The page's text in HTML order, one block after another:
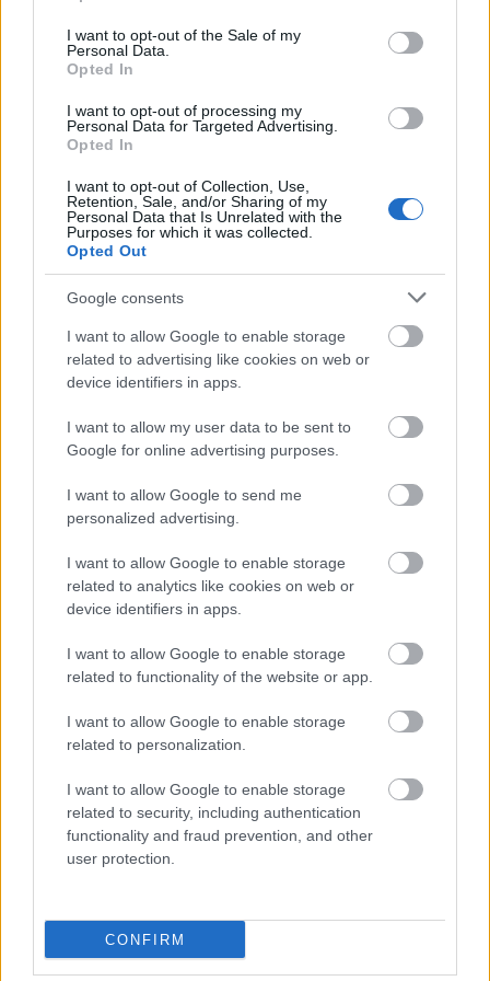
use your data for below specified purposes in below Google
consent section.
I want to opt-out of the Sale of my
Personal Data.
Opted In
I want to opt-out of processing my
Personal Data for Targeted Advertising.
Opted In
I want to opt-out of Collection, Use,
Retention, Sale, and/or Sharing of my
Personal Data that Is Unrelated with the
Purposes for which it was collected.
Opted Out
Google consents
I want to allow Google to enable storage
related to advertising like cookies on web or
device identifiers in apps.
I want to allow my user data to be sent to
Google for online advertising purposes.
I want to allow Google to send me
personalized advertising.
I want to allow Google to enable storage
related to analytics like cookies on web or
device identifiers in apps.
I want to allow Google to enable storage
related to functionality of the website or app.
I want to allow Google to enable storage
related to personalization.
I want to allow Google to enable storage
related to security, including authentication
functionality and fraud prevention, and other
user protection.
CONFIRM
módon a többi szereplő itta meg a levét. Merthogy
az ő játékidejük többségében kimerül az egy-két
mondatos humorosnak szánt megszólalásokban,
amik ideig-óráig még szórakoztatóak, azonban a
játékidő vége felé már inkább olyan felesleges
adalékanyagoknak tűnnek, melyek csak tovább
mennyiségével netán annak minőségével van a
problémám – noha a stúdiót is érintő szexuális
zaklatásokra utaló poén többszöri erőltetése
szerintem ízléstelen volt - sokkal inkább azzal, hogy
ezek a pillanatok tényleg semmi mást nem
konfliktusában lévő hézagokat. Ha összegeznem
kéne az eddigieket, akkor azt mondanám, hogy a
epilógusát, amelyben bár továbbra is
megtalálhatóak a stúdió mindenki által jól ismert
mikor csak azért vesszük le az egyik régi játékunkat
a polcról, hogy kicsit leporoljuk azt. Viszont csak a
portörlés után tudatosulna bennünk, hogy már
régen megfeledkeztünk arról, hogy mennyi szép